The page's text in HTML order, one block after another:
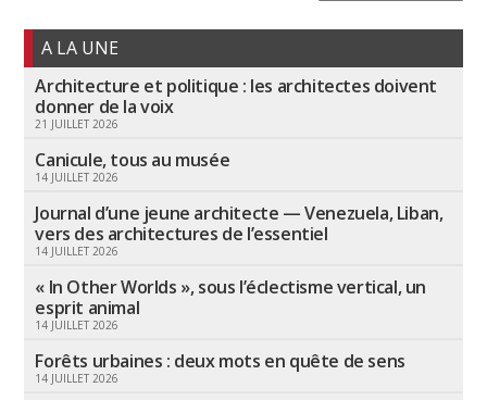
A LA UNE
Architecture et politique : les architectes doivent
donner de la voix
21 JUILLET 2026
Canicule, tous au musée
14 JUILLET 2026
Journal d’une jeune architecte — Venezuela, Liban,
vers des architectures de l’essentiel
14 JUILLET 2026
« In Other Worlds », sous l’éclectisme vertical, un
esprit animal
14 JUILLET 2026
Forêts urbaines : deux mots en quête de sens
14 JUILLET 2026